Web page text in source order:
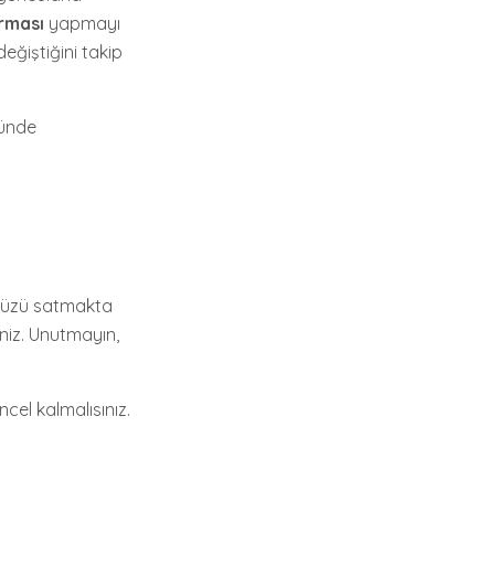
yapmayı
takip
satmakta
Unutmayın,
kalmalısınız.